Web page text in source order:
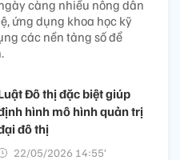
càng nhiều nông dân
ứng dụng khoa học kỹ
các nền tảng số để
Đô thị đặc biệt giúp
hình mô hình quản trị
đô thị
22/05/2026 14:55’